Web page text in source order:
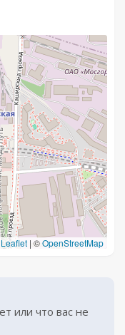
Leaflet | ©OpenStreetMap
или что вас не